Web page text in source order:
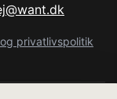
privatlivspolitik